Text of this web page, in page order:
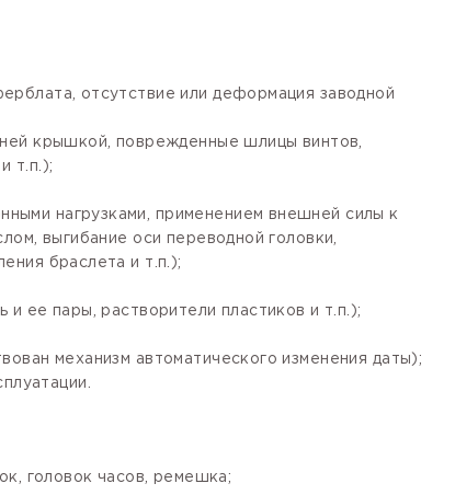
отсутствие или деформация заводной
крышкой, поврежденные шлицы винтов,
т.п.);
нагрузками, применением внешней силы к
выгибание оси переводной головки,
браслета и т.п.);
ее пары, растворители пластиков и т.п.);
механизм автоматического изменения даты);
головок часов, ремешка;